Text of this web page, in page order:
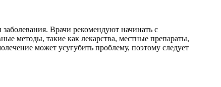
Врачи рекомендуют начинать с
методы, такие как лекарства, местные препараты,
может усугубить проблему, поэтому следует